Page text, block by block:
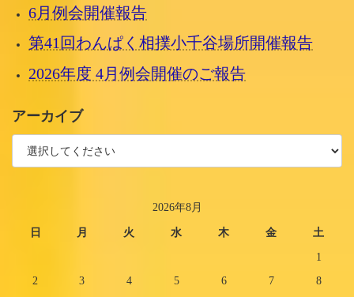
送
り
6月例会開催報告
第41回わんぱく相撲小千谷場所開催報告
2026年度 4月例会開催のご報告
アーカイブ
2026年8月
日 月 火 水 木 金 土
1
2
3 4 5 6 7
8